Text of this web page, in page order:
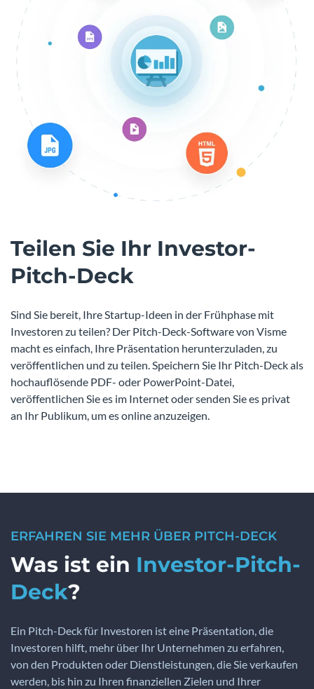
Teilen Sie Ihr Investor-
Pitch-Deck
Sind Sie bereit, Ihre Startup-Ideen in der Frühphase mit
Investoren zu teilen? Der Pitch-Deck-Software von Visme
macht es einfach, Ihre Präsentation herunterzuladen, zu
veröffentlichen und zu teilen. Speichern Sie Ihr Pitch-Deck als
hochauflösende PDF- oder PowerPoint-Datei,
veröffentlichen Sie es im Internet oder senden Sie es privat
an Ihr Publikum, um es online anzuzeigen.
ERFAHREN SIE MEHR ÜBER PITCH-DECK
Was ist ein Investor-Pitch-
Deck?
Ein Pitch-Deck für Investoren ist eine Präsentation, die
Investoren hilft, mehr über Ihr Unternehmen zu erfahren,
von den Produkten oder Dienstleistungen, die Sie verkaufen
werden, bis hin zu Ihren finanziellen Zielen und Ihrer